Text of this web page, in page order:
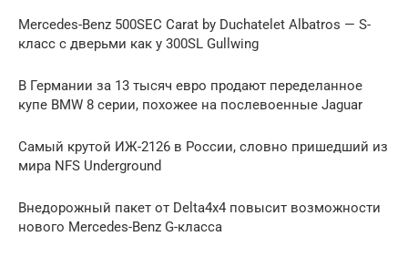
Mercedes-Benz 500SEC Carat by Duchatelet Albatros — S-
класс с дверьми как у 300SL Gullwing
В Германии за 13 тысяч евро продают переделанное
купе BMW 8 серии, похожее на послевоенные Jaguar
Самый крутой ИЖ-2126 в России, словно пришедший из
мира NFS Underground
Внедорожный пакет от Delta4x4 повысит возможности
нового Mercedes-Benz G-класса